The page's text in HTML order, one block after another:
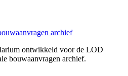
archief
ontwikkeld voor de LOD
bouwaanvragen archief.